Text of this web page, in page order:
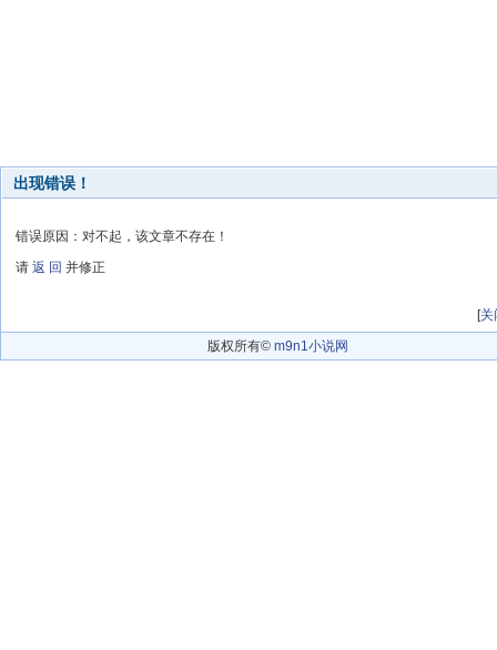
出现错误！
错误原因：对不起，该文章不存在！
请 返 回 并修正
[关
版权所有© m9n1小说网